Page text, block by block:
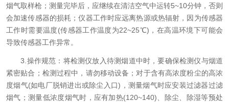
烟气取样枪；测量完毕后，应继续在清洁空气中运转5~10分钟，否则
会加速传感器的损耗；仪器工作时应远离热源或热辐射，因为传感器
工作时需要温度(传感器工作温度为22~25℃)，在高温环境下可能会
导致传感器工作异常。
3.操作规范：将检测仪放入待测烟道中时，要确保检测仪与烟道
紧密贴合；检测过程中，请勿移动设备；对于含有高浓度粉尘的高浓
度烟气(如电厂脱销进出或除尘入口)，测量烟气时应安装过滤器过滤
烟气；测量低浓度烟气时，应有加热(120~140)、除尘、除湿等预处